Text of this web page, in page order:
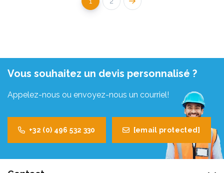
Vous souhaitez un devis personnalisé ?
Appelez-nous ou envoyez-nous un courriel!
+32 (0) 496 532 330 [email protected]